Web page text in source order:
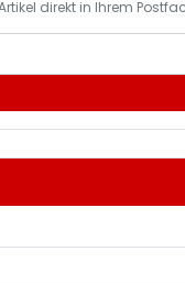
direkt in Ihrem